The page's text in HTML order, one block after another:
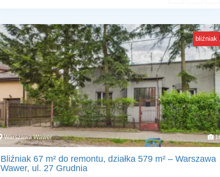
bliźniak
Warszawa Wawer
Bliźniak 67 m² do remontu, działka 579 m² – Warszawa
Wawer, ul. 27 Grudnia